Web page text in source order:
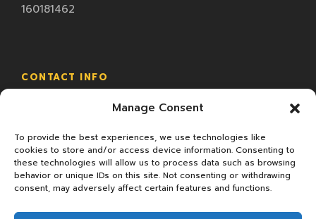
Manage Consent
To provide the best experiences, we use technologies like
cookies to store and/or access device information. Consenting to
these technologies will allow us to process data such as browsing
behavior or unique IDs on this site. Not consenting or withdrawing
consent, may adversely affect certain features and functions.
160181462
CONTACT INFO
18/2 ม.4 ซ.ทรัพย์มหาโชค ถ.พระราม2 ต.นาดี อ.เมือง
จ.สมุทรสาคร